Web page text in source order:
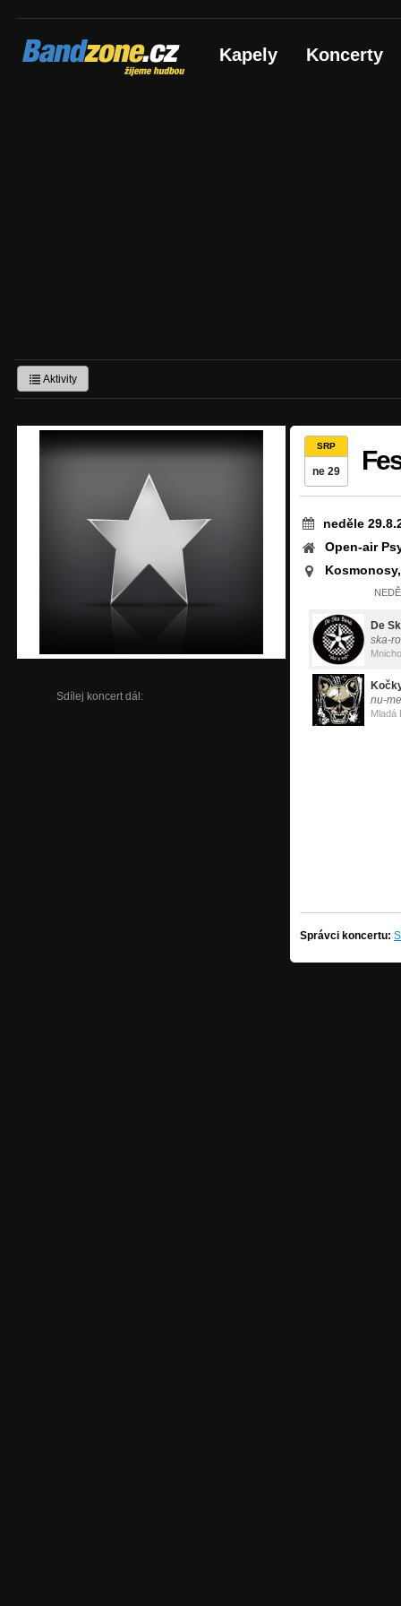
Bandzone.cz
žijeme hudbou Kapely Koncerty
Aktivity
Sdílej koncert dál:
SRP
ne 29
neděle
Open-air
De
ska-
nu-
Mladá
Správci koncertu: